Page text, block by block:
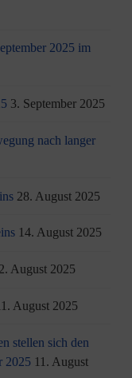
2025 im
3. September 2025
nach langer
28. August 2025
14. August 2025
August 2025
August 2025
stellen sich den
2025 11. August